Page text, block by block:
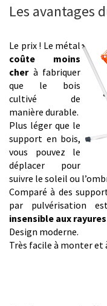
Les avantages
Le prix ! Le métal
coûte moins
cher à fabriquer
que le bois
cultivé de
manière durable.
Plus léger que le
support en bois,
vous pouvez le
déplacer pour
suivre le soleil ou
Comparé à des
par pulvérisation
insensible aux
Design moderne.
Très facile à monter et